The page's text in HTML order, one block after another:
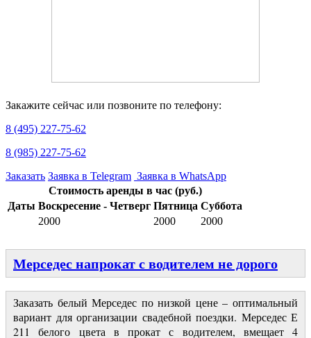
Закажите сейчас или позвоните по телефону:
8 (495) 227-75-62
8 (985) 227-75-62
Заказать Заявка в Telegram Заявка в WhatsApp
Стоимость аренды в час (руб.)
Даты Воскресение - Четверг Пятница Суббота
2000
2000 2000
Мерседес напрокат с водителем не дорого
Заказать белый Мерседес по низкой цене – оптимальный
вариант для организации свадебной поездки. Мерседес Е
211 белого цвета в прокат с водителем, вмещает 4